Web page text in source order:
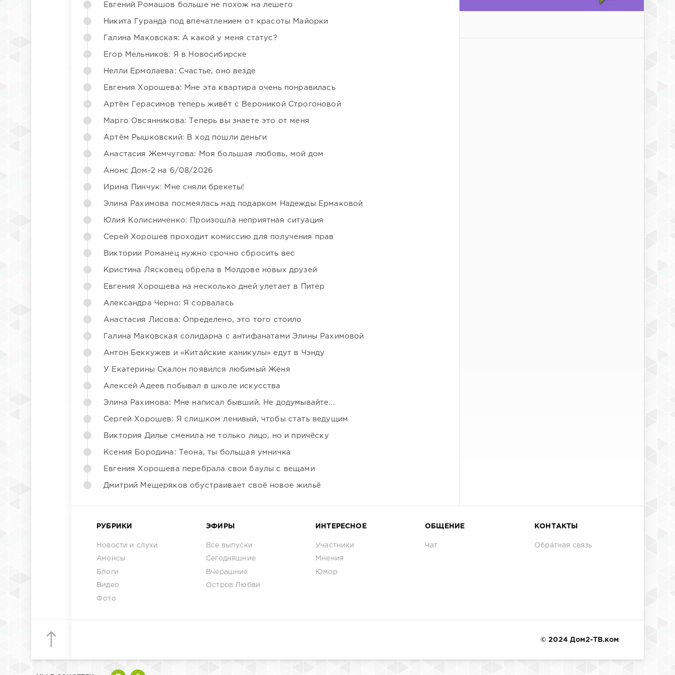
Евгений Ромашов больше не похож на лешего
Никита Гуранда под впечатлением от красоты Майорки
Галина Маковская: А какой у меня статус?
Егор Мельников: Я в Новосибирске
Нелли Ермолаева: Счастье, оно везде
Евгения Хорошева: Мне эта квартира очень понравилась
Артём Герасимов теперь живёт с Вероникой Строгоновой
Марго Овсянникова: Теперь вы знаете это от меня
Артём Рышковский: В ход пошли деньги
Анастасия Жемчугова: Моя большая любовь, мой дом
Анонс Дом-2 на 6/08/2026
Ирина Пинчук: Мне сняли брекеты!
Элина Рахимова посмеялась над подарком Надежды Ермаковой
Юлия Колисниченко: Произошла неприятная ситуация
Серей Хорошев проходит комиссию для получения прав
Виктории Романец нужно срочно сбросить вес
Кристина Лясковец обрела в Молдове новых друзей
Евгения Хорошева на несколько дней улетает в Питер
Александра Черно: Я сорвалась
Анастасия Лисова: Определено, это того стоило
Галина Маковская солидарна с антифанатами Элины Рахимовой
Антон Беккужев и «Китайские каникулы» едут в Чэнду
У Екатерины Скалон появился любимый Женя
Алексей Адеев побывал в школе искусства
Элина Рахимова: Мне написал бывший. Не додумывайте...
Сергей Хорошев: Я слишком ленивый, чтобы стать ведущим
Виктория Дилье сменила не только лицо, но и причёску
Ксения Бородина: Теона, ты большая умничка
Евгения Хорошева перебрала свои баулы с вещами
Дмитрий Мещеряков обустраивает своё новое жильё
РУБРИКИ
Новости и слухи
Анонсы
Блоги
Видео
Фото
ЭФИРЫ
Все выпуски
Сегодняшние
Вчерашние
Остров Любви
ИНТЕРЕСНОЕ
Участники
Мнения
Юмор
ОБЩЕНИЕ
Чат
КОНТАКТЫ
Обратная связь
© 2024 Дом2-ТВ.ком